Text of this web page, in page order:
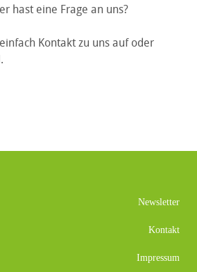
hast eine Frage an uns?
Kontakt zu uns auf oder
Newsletter
Kontakt
Impressum